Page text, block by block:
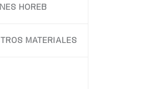
HOREB
MATERIALES